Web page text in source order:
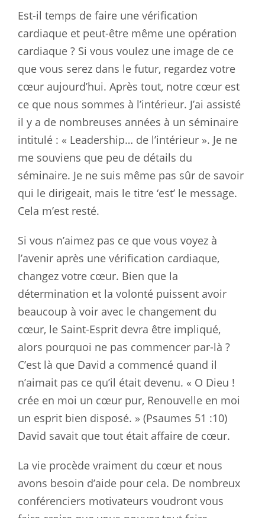
Est-il temps de faire une vérification
cardiaque et peut-être même une opération
cardiaque ? Si vous voulez une image de ce
que vous serez dans le futur, regardez votre
cœur aujourd’hui. Après tout, notre cœur est
ce que nous sommes à l’intérieur. J’ai assisté
il y a de nombreuses années à un séminaire
intitulé : « Leadership… de l’intérieur ». Je ne
me souviens que peu de détails du
séminaire. Je ne suis même pas sûr de savoir
qui le dirigeait, mais le titre ‘est’ le message.
Cela m’est resté.
Si vous n’aimez pas ce que vous voyez à
l’avenir après une vérification cardiaque,
changez votre cœur. Bien que la
détermination et la volonté puissent avoir
beaucoup à voir avec le changement du
cœur, le Saint-Esprit devra être impliqué,
alors pourquoi ne pas commencer par-là ?
C’est là que David a commencé quand il
n’aimait pas ce qu’il était devenu. « O Dieu !
crée en moi un cœur pur, Renouvelle en moi
un esprit bien disposé. » (Psaumes 51 :10)
David savait que tout était affaire de cœur.
La vie procède vraiment du cœur et nous
avons besoin d’aide pour cela. De nombreux
conférenciers motivateurs voudront vous